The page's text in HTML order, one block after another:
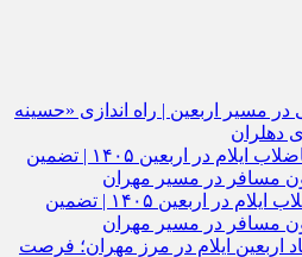
مسیر اربعین | راه‌ اندازی «حسینه
دهلران
تلاش جهادی آب و فاضلاب ایلام در اربعین ۱۴۰۵ | تضمین